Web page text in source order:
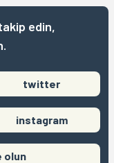
edin,
twitter
instagram
olun